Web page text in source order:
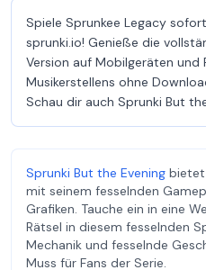
Spiele Sprunkee Legacy
sprunki.io! Genieße die
Version auf Mobilgeräten und
Musikerstellens ohne
Schau dir auch Sprunki But
Sprunki But the Evening bietet
mit seinem fesselnden
Grafiken. Tauche ein in eine
Rätsel in diesem fesselnden
Mechanik und fesselnde
Muss für Fans der Serie.